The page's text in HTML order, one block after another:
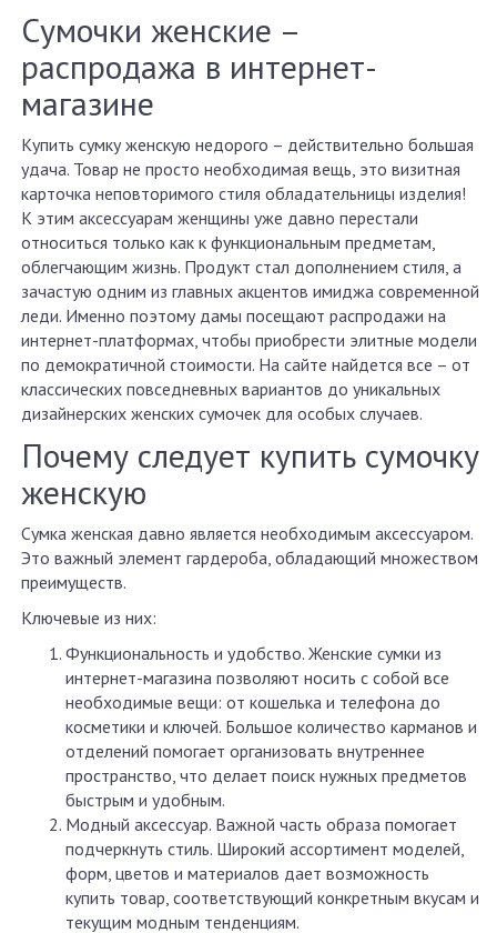
Сумочки женские –
распродажа в интернет-
магазине
Купить сумку женскую недорого – действительно большая
удача. Товар не просто необходимая вещь, это визитная
карточка неповторимого стиля обладательницы изделия!
К этим аксессуарам женщины уже давно перестали
относиться только как к функциональным предметам,
облегчающим жизнь. Продукт стал дополнением стиля, а
зачастую одним из главных акцентов имиджа современной
леди. Именно поэтому дамы посещают распродажи на
интернет-платформах, чтобы приобрести элитные модели
по демократичной стоимости. На сайте найдется все – от
классических повседневных вариантов до уникальных
дизайнерских женских сумочек для особых случаев.
Почему следует купить сумочку
женскую
Сумка женская давно является необходимым аксессуаром.
Это важный элемент гардероба, обладающий множеством
преимуществ.
Ключевые из них:
Функциональность и удобство. Женские сумки из
интернет-магазина позволяют носить с собой все
необходимые вещи: от кошелька и телефона до
косметики и ключей. Большое количество карманов и
отделений помогает организовать внутреннее
пространство, что делает поиск нужных предметов
быстрым и удобным.
Модный аксессуар. Важной часть образа помогает
подчеркнуть стиль. Широкий ассортимент моделей,
форм, цветов и материалов дает возможность
купить товар, соответствующий конкретным вкусам и
текущим модным тенденциям.